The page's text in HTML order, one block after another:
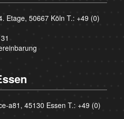
Etage, 50667 Köln T.: +49 (0)
a81, 45130 Essen T.: +49 (0)